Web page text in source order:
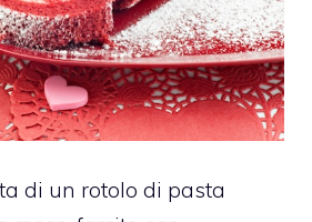
di un rotolo di pasta